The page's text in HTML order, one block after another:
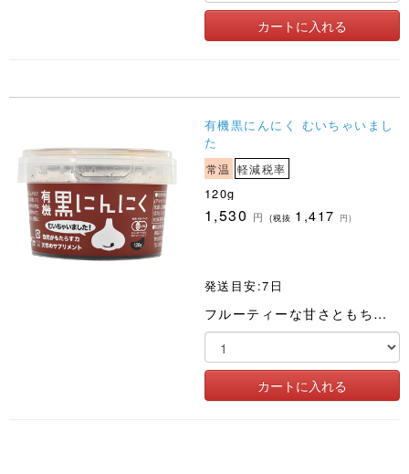
有機黒にんにく むいちゃいまし
た
常温 軽減税率
120g
1,530 円 (税抜 1,417 円)
発送目安:7日
フルーティーな甘さともちもちの食感を引き出した有機黒にんにくです